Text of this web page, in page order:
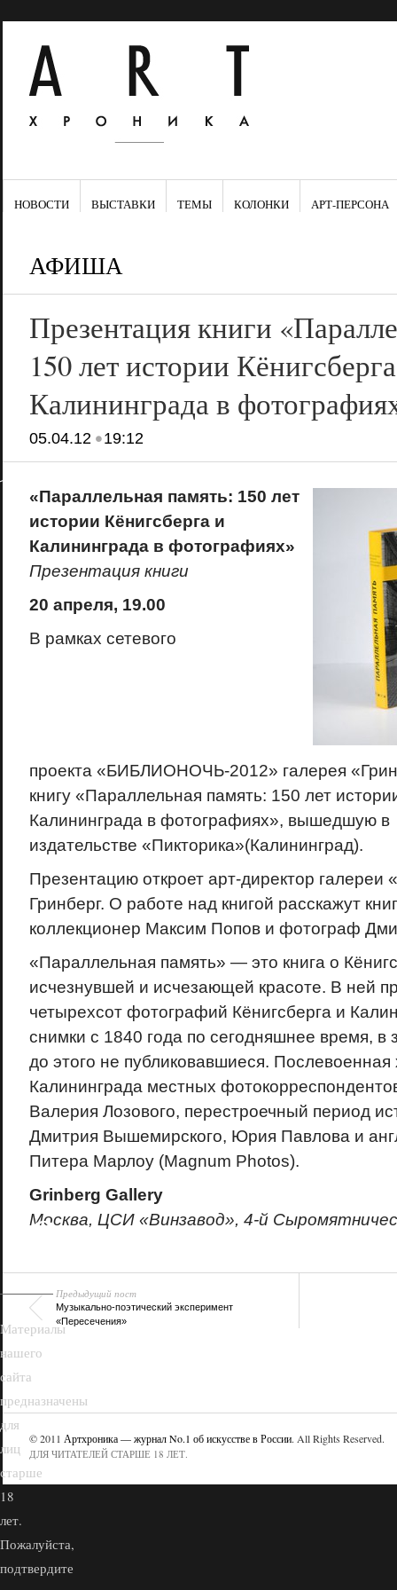
НОВОСТИ ВЫСТАВКИ ТЕМЫ КОЛОНКИ АРТ-ПЕРСОНА
АФИША
Презентация книги
150 лет истории
Калининграда в
05.04.12•19:12
«Параллельная память: 150 лет
истории Кёнигсберга и
Калининграда в фотографиях»
Презентация книги
20 апреля, 19.00
В рамках сетевого
проекта «БИБЛИОНОЧЬ-2012» галерея
книгу «Параллельная память: 150 лет
Калининграда в фотографиях», вышедшую в
издательстве «Пикторика»(Калининград).
Презентацию откроет арт-директор галереи
Гринберг. О работе над книгой расскажут
коллекционер Максим Попов и фотограф
«Параллельная память» — это книга о
исчезнувшей и исчезающей красоте. В ней
четырехсот фотографий Кёнигсберга и
снимки с 1840 года по сегодняшнее время, в
до этого не публиковавшиеся. Послевоенная
Калининграда местных
Валерия Лозового, перестроечный период
Дмитрия Вышемирского, Юрия Павлова и
Питера Марлоу (Magnum Photos).
Grinberg Gallery
Москва, ЦСИ «Винзавод», 4-й
Предыдущий пост
Музыкально-поэтический эксперимент
«Пересечения»
© 2011 Артхроника — журнал No.1 об искусстве в России. All Rights Reserved.
ДЛЯ ЧИТАТЕЛЕЙ СТАРШЕ 18 ЛЕТ.
18+
Материалы
нашего
сайта
предназначены
для
лиц
старше
18
лет.
Пожалуйста,
подтвердите